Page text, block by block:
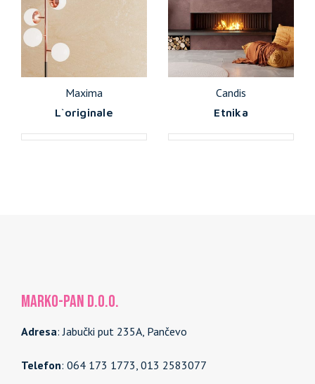
Maxima
L`originale
Candis
Etnika
MARKO-PAN d.o.o.
Adresa: Jabučki put 235A, Pančevo
Telefon: 064 173 1773, 013 2583077